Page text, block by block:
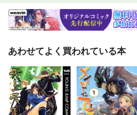
あわせてよく買われている本